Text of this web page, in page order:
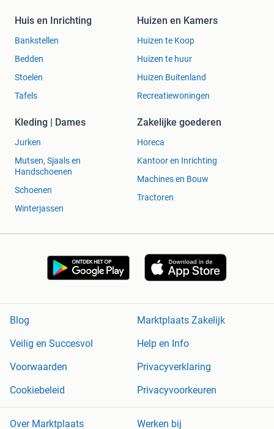
Huis en Inrichting
Bankstellen
Bedden
Stoelen
Tafels
Huizen en Kamers
Huizen te Koop
Huizen te huur
Huizen Buitenland
Recreatiewoningen
Kleding | Dames
Jurken
Mutsen, Sjaals en
Handschoenen
Schoenen
Winterjassen
Zakelijke goederen
Horeca
Kantoor en Inrichting
Machines en Bouw
Tractoren
Blog
Marktplaats Zakelijk
Veilig en Succesvol
Help en Info
Voorwaarden
Privacyverklaring
Cookiebeleid
Privacyvoorkeuren
Over Marktplaats Werken bij